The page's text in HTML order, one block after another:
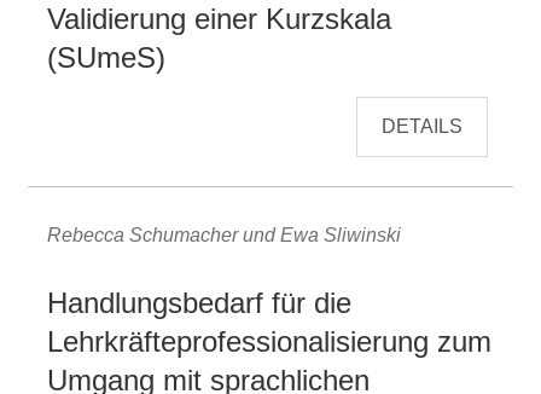
Validierung einer Kurzskala
(SUmeS)
DETAILS
Rebecca Schumacher und Ewa Sliwinski
Handlungsbedarf für die
Lehrkräfteprofessionalisierung zum
Umgang mit sprachlichen